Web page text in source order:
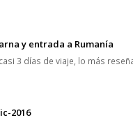
y entrada a Rumanía
3 días de viaje, lo más
2016